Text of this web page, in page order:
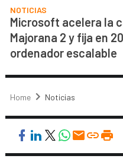
NOTICIAS
Microsoft acelera la
Majorana 2 y fija en
ordenador escalable
Home Noticias